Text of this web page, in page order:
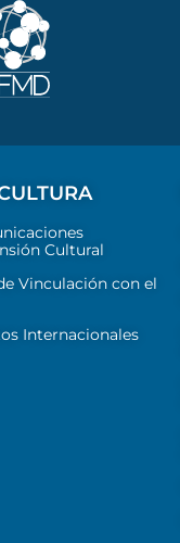
Cultural
Vinculación con el
Internacionales